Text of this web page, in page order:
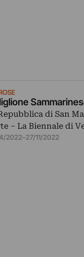
di San
– La Biennale di
2022–27/11/2022